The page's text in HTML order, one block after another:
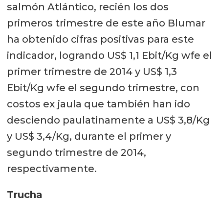
salmón Atlántico, recién los dos
primeros trimestre de este año Blumar
ha obtenido cifras positivas para este
indicador, logrando US$ 1,1 Ebit/Kg wfe el
primer trimestre de 2014 y US$ 1,3
Ebit/Kg wfe el segundo trimestre, con
costos ex jaula que también han ido
desciendo paulatinamente a US$ 3,8/Kg
y US$ 3,4/Kg, durante el primer y
segundo trimestre de 2014,
respectivamente.
Trucha